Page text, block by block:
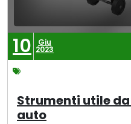
10 Giu
2023
Strumenti utile
auto